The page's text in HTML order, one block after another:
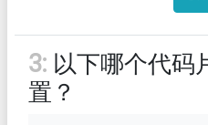
3: 以下哪个代码
置？